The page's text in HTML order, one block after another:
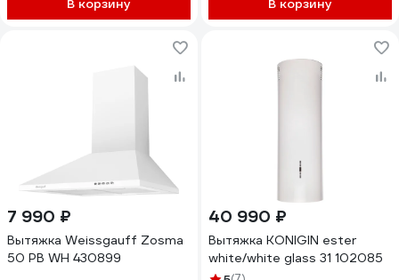
В корзину В корзину
7 990 ₽
Вытяжка Weissgauff Zosma
50 PB WH 430899
40 990 ₽
Вытяжка KONIGIN ester
white/white glass 31 102085